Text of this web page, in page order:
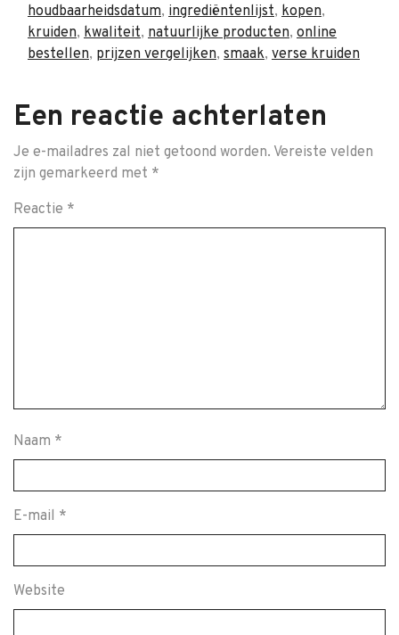
houdbaarheidsdatum, ingrediëntenlijst, kopen,
kruiden, kwaliteit, natuurlijke producten, online
bestellen, prijzen vergelijken, smaak, verse kruiden
Een reactie achterlaten
Je e-mailadres zal niet getoond worden. Vereiste velden
zijn gemarkeerd met *
Reactie *
Naam *
E-mail *
Website